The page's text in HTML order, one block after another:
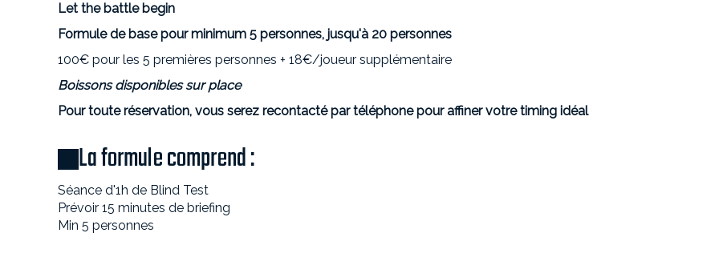
Let the battle begin
Formule de base pour minimum 5 personnes, jusqu'à 20 personnes
100€ pour les 5 premières personnes + 18€/joueur supplémentaire
Boissons disponibles sur place
Pour toute réservation, vous serez recontacté par téléphone pour affiner votre timing idéal
La formule comprend :
Séance d'1h de Blind Test
Prévoir 15 minutes de briefing
Min 5 personnes